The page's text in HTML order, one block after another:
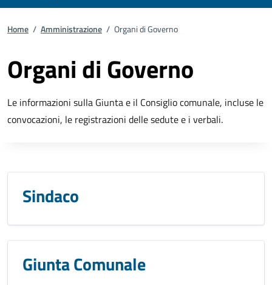
Home / Amministrazione / Organi di Governo
Organi di Governo
Le informazioni sulla Giunta e il Consiglio comunale, incluse le
convocazioni, le registrazioni delle sedute e i verbali.
Sindaco
Giunta Comunale